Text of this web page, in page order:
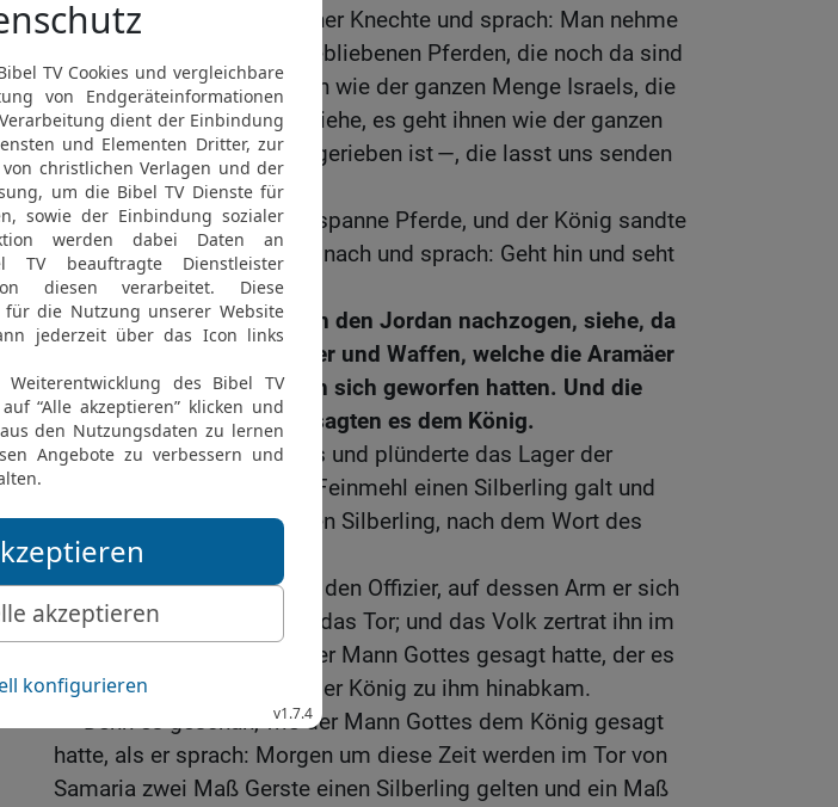
13 Da antwortete einer seiner Knechte und sprach: Man nehme
doch fünf von den übrig gebliebenen Pferden, die noch da sind
— siehe, es geht ihnen doch wie der ganzen Menge Israels, die
darin übrig geblieben ist; siehe, es geht ihnen wie der ganzen
Menge Israels, welche aufgerieben ist —, die lasst uns senden
und dann schauen!
14 Da nahmen sie zwei Gespanne Pferde, und der König sandte
sie dem Heer der Aramäer nach und sprach: Geht hin und seht
nach!
15 Als sie ihnen nun bis an den Jordan nachzogen, siehe, da
lagen alle Wege voll Kleider und Waffen, welche die Aramäer
auf ihrer eiligen Flucht von sich geworfen hatten. Und die
Boten kamen wieder und sagten es dem König.
16 Da ging das Volk hinaus und plünderte das Lager der
Aramäer, sodass ein Maß Feinmehl einen Silberling galt und
zwei Maß Gerste auch einen Silberling, nach dem Wort des
HERRN.
17 Und der König bestellte den Offizier, auf dessen Arm er sich
stützte, [zur Aufsicht] über das Tor; und das Volk zertrat ihn im
Tor, sodass er starb, wie der Mann Gottes gesagt hatte, der es
[voraus] gesagt hatte, als der König zu ihm hinabkam.
Denn es geschah, wie der Mann Gottes dem König gesagt
hatte, als er sprach: Morgen um diese Zeit werden im Tor von
Samaria zwei Maß Gerste einen Silberling gelten und ein Maß